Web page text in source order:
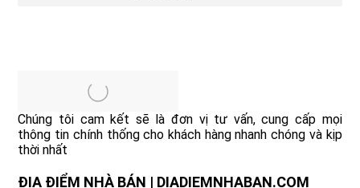
Chúng tôi cam kết sẽ là đơn vị tư vấn, cung cấp mọi
thông tin chính thống cho khách hàng nhanh chóng và kịp
thời nhất
ĐỊA ĐIỂM NHÀ BÁN | DIADIEMNHABAN.COM